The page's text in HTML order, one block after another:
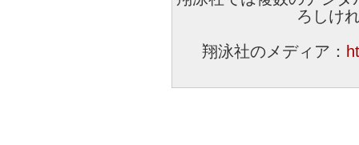
ろしけ
翔泳社のメディア：